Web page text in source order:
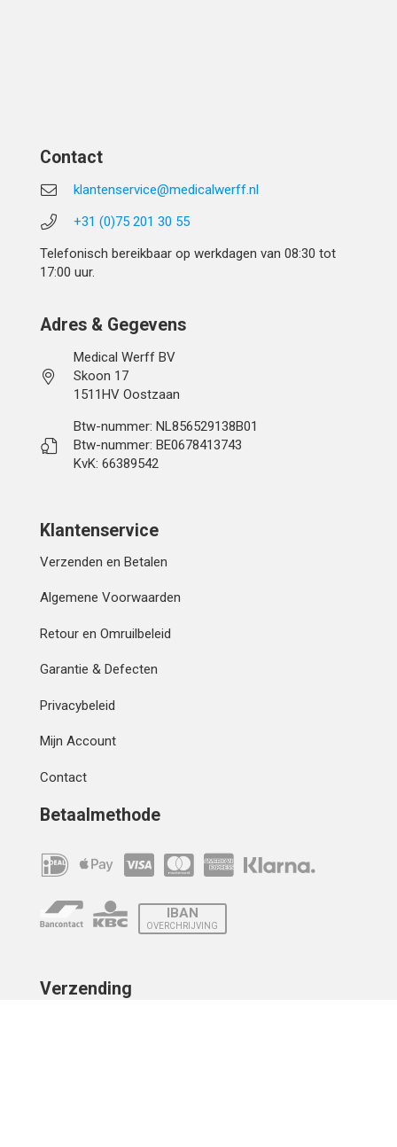
Contact
klantenservice@medicalwerff.nl
+31 (0)75 201 30 55
Telefonisch bereikbaar op werkdagen van 08:30 tot
17:00 uur.
Adres & Gegevens
Medical Werff BV
Skoon 17
1511HV Oostzaan
Btw-nummer: NL856529138B01
Btw-nummer: BE0678413743
KvK: 66389542
Klantenservice
Verzenden en Betalen
Algemene Voorwaarden
Retour en Omruilbeleid
Garantie & Defecten
Privacybeleid
Mijn Account
Contact
Betaalmethode
IBAN
OVERCHRIJVING
Verzending